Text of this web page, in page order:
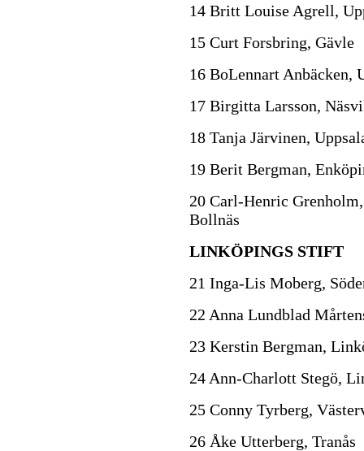
14 Britt Louise Agrell,
15 Curt Forsbring, Gävle
16 BoLennart Anbäcken,
17 Birgitta Larsson,
18 Tanja Järvinen,
19 Berit Bergman,
20 Carl-Henric
Bollnäs
LINKÖPINGS STIFT
21 Inga-Lis Moberg,
22 Anna Lundblad
23 Kerstin Bergman,
24 Ann-Charlott Stegö,
25 Conny Tyrberg,
26 Åke Utterberg, Tranås